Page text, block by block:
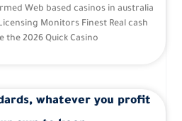
Web based casinos in australia
Monitors Finest Real cash
the 2026 Quick Casino
whatever you profit